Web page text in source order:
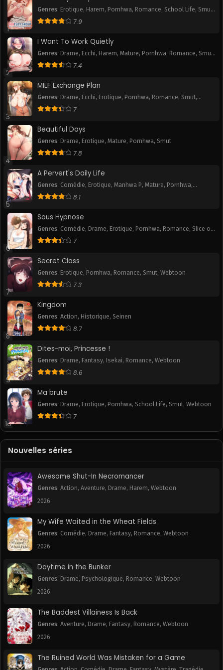
Chapitre 55
November 11, 2025
Chapitre 54
Chapitre 53
November 11, 2025 November 11, 2025
November 11, 2025
Chapitre 49
November 11, 2025
Chapitre 47
November 11, 2025
Chapitre 46
Chapitre 45
November 11, 2025 November 11, 2025
Chapitre 43
November 11, 2025
Chapitre 41
November 11, 2025
Chapitre 40
Chapitre 39
November 11, 2025 November 11, 2025
November 11, 2025
Chapitre 35
November 11, 2025
Chapitre 33
November 11, 2025
Chapitre 32
Chapitre 31
November 11, 2025 November 11, 2025
Chapitre 29
November 11, 2025 November 11, 2025
Chapitre 27
November 11, 2025 November 11, 2025
Chapitre 25
November 11, 2025
Chapitre 24
Chapitre 23
November 11, 2025
Chapitre 22
Chapitre 21
Chapitre 19
November 11, 2025
Chapitre 18
Chapitre 17
November 11, 2025
Chapitre 16
November 11, 2025
Chapitre 15
November 11, 2025
1
Genres: Erotique, Harem, Pornhwa, Romance, School Life, Smut,
Webtoon
7.9
2
I Want To Work Quietly
Genres: Drame, Ecchi, Harem, Mature, Pornhwa, Romance, Smut,
Webtoon
7.4
3
MILF Exchange Plan
Genres: Drame, Ecchi, Erotique, Pornhwa, Romance, Smut,
Webtoon
7
4
Beautiful Days
Genres: Drame, Erotique, Mature, Pornhwa, Smut
7.8
5
A Pervert's Daily Life
Genres: Comédie, Erotique, Manhwa P, Mature, Pornhwa,
Romance,Slice of Life
8.1
6
Sous Hypnose
Genres: Comédie, Drame, Erotique, Pornhwa, Romance, Slice of
Life,Smut 7
7
Secret Class
Genres: Erotique, Pornhwa, Romance, Smut, Webtoon
7.3
8
Kingdom
Genres: Action, Historique, Seinen
8.7
9
Dites-moi, Princesse !
Genres: Drame, Fantasy, Isekai, Romance, Webtoon
8.6
10
Ma brute
Genres: Drame, Erotique, Pornhwa, School Life, Smut, Webtoon
7
Nouvelles séries
Awesome Shut-In Necromancer
Genres: Action, Aventure, Drame, Harem, Webtoon
2026
My Wife Waited in the Wheat Fields
Genres: Comédie, Drame, Fantasy, Romance, Webtoon
2026
Daytime in the Bunker
Genres: Drame, Psychologique, Romance, Webtoon
2026
The Baddest Villainess Is Back
Genres: Aventure, Drame, Fantasy, Romance, Webtoon
2026
The Ruined World Was Mistaken for a Game